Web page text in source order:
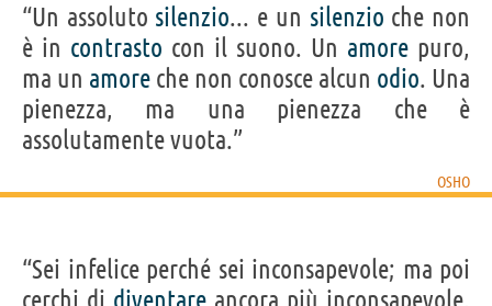
“Un assoluto silenzio... e un silenzio che non
è in contrasto con il suono. Un amore puro,
ma un amore che non conosce alcun odio. Una
pienezza, ma una pienezza che è
assolutamente vuota.”
OSHO
“Sei infelice perché sei inconsapevole; ma poi
cerchi di diventare ancora più inconsapevole,